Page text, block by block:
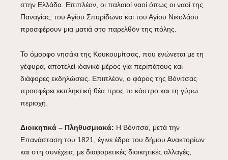
στην Ελλάδα. Επιπλέον, οι παλαιοί ναοί όπως οι ναοί της
Παναγίας, του Αγίου Σπυρίδωνα και του Αγίου Νικολάου
προσφέρουν μια ματιά στο παρελθόν της πόλης.
Το όμορφο νησάκι της Κουκουμίτσας, που ενώνεται με τη
γέφυρα, αποτελεί ιδανικό μέρος για περιπάτους και
διάφορες εκδηλώσεις. Επιπλέον, ο φάρος της Βόνιτσας
προσφέρει εκπληκτική θέα προς το κάστρο και τη γύρω
περιοχή.
Διοικητικά – Πληθυσμιακά: Η Βόνιτσα, μετά την
Επανάσταση του 1821, έγινε έδρα του δήμου Ανακτορίων
και στη συνέχεια, με διαφορετικές διοικητικές αλλαγές,